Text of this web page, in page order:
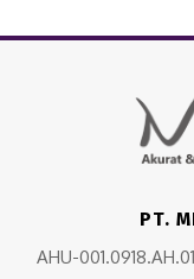
PT.
AHU-